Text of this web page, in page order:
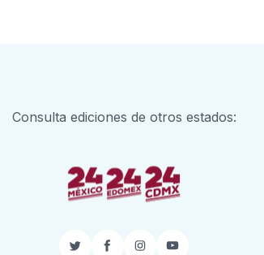
Consulta ediciones de otros estados: